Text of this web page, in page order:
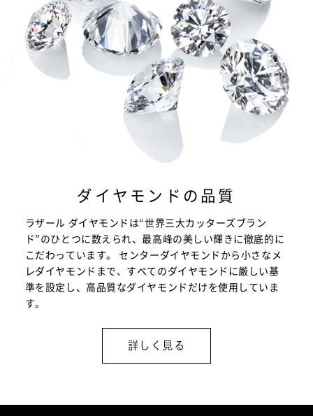
ダイヤモンドの品質
ラザール ダイヤモンドは“世界三大カッターズブラン
ド”のひとつに数えられ、最高峰の美しい輝きに徹底的に
こだわっています。 センターダイヤモンドから小さなメ
レダイヤモンドまで、すべてのダイヤモンドに厳しい基
準を設定し、高品質なダイヤモンドだけを使用していま
す。
詳しく見る